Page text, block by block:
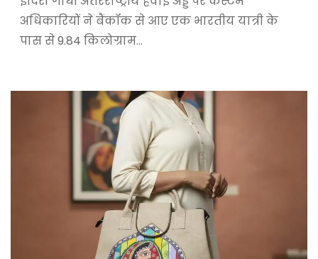
अधिकारियों ने बैंकॉक से आए एक भारतीय यात्री के
पास से 9.84 किलोग्राम…